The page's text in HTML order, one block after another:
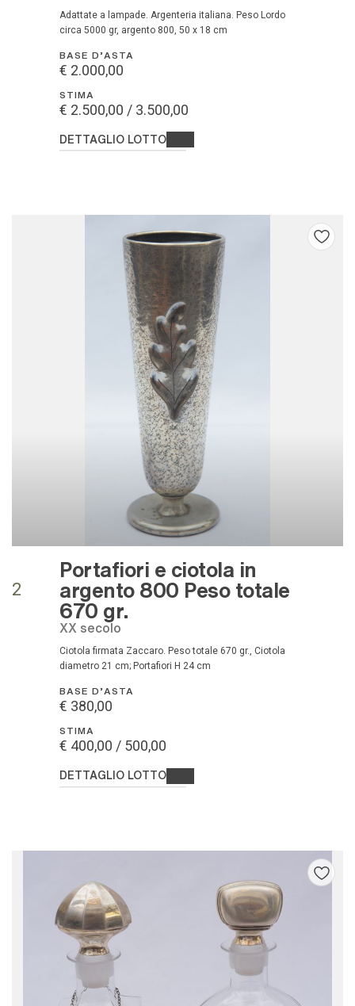
Adattate a lampade. Argenteria italiana. Peso Lordo
circa 5000 gr, argento 800, 50 x 18 cm
BASE D'ASTA
€ 2.000,00
STIMA
€ 2.500,00 / 3.500,00
DETTAGLIO LOTTO
2
Portafiori e ciotola in
argento 800 Peso totale
670 gr.
XX secolo
Ciotola firmata Zaccaro. Peso totale 670 gr., Ciotola
diametro 21 cm; Portafiori H 24 cm
BASE D'ASTA
€ 380,00
STIMA
€ 400,00 / 500,00
DETTAGLIO LOTTO